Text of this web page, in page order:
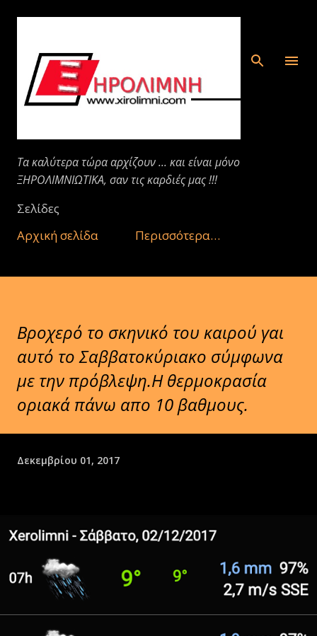
Μετάβαση στο κύριο περιεχόμενο
Τα καλύτερα τώρα αρχίζουν ... και είναι μόνο
ΞΗΡΟΛΙΜΝΙΩΤΙΚΑ, σαν τις καρδιές μας !!!
Σελίδες
Αρχική σελίδα
Περισσότερα…
Βροχερό το σκηνικό του καιρού γαι
αυτό το Σαββατοκύριακο σύμφωνα
με την πρόβλεψη.Η θερμοκρασία
οριακά πάνω απο 10 βαθμους.
Δεκεμβρίου 01, 2017